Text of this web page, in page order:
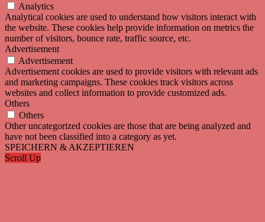
Analytics
Analytical cookies are used to understand how visitors interact with
the website. These cookies help provide information on metrics the
number of visitors, bounce rate, traffic source, etc.
Advertisement
Advertisement
Advertisement cookies are used to provide visitors with relevant ads
and marketing campaigns. These cookies track visitors across
websites and collect information to provide customized ads.
Others
Others
Other uncategorized cookies are those that are being analyzed and
have not been classified into a category as yet.
SPEICHERN & AKZEPTIEREN
Scroll Up